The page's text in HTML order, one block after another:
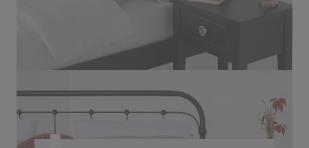
DAS KÖNNTE DIR AUCH
GEFALLEN